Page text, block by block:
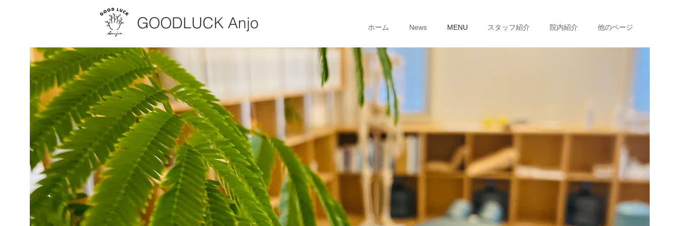
ホーム News MENU スタッフ紹介 院内紹介 他のページ
GOODLUCK Anjo